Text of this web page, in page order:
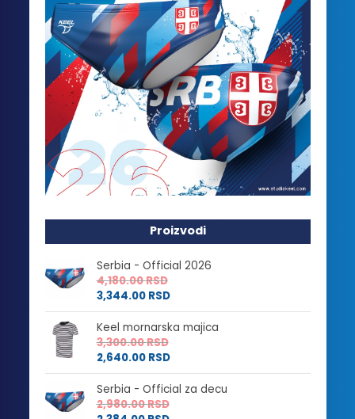
Proizvodi
Serbia - Official 2026
4,180.00RSD
3,344.00 RSD
Keel mornarska majica
3,300.00RSD
2,640.00 RSD
Serbia - Official za decu
2,980.00RSD